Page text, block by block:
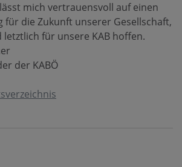
mich vertrauensvoll auf einen
für die Zukunft unserer Gesellschaft,
für unsere KAB hoffen.
der KABÖ